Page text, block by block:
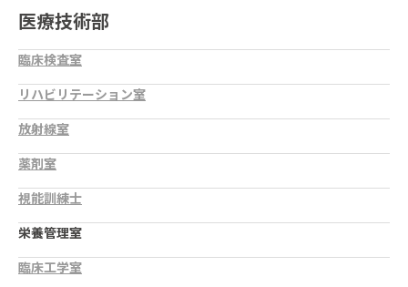
医療技術部
臨床検査室
リハビリテーション室
放射線室
薬剤室
視能訓練士
栄養管理室
臨床工学室